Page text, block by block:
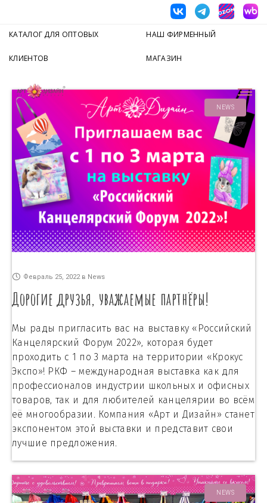
КАТАЛОГ ДЛЯ ОПТОВЫХ
КЛИЕНТОВ
НАШ ФИРМЕННЫЙ
МАГАЗИН
NEWS
Февраль 25, 2022 в News
Дорогие друзья, уважаемые партнёры!
Мы рады пригласить вас на выставку «Российский
Канцелярский Форум 2022», которая будет
проходить с 1 по 3 марта на территории «Крокус
Экспо»! РКФ – международная выставка как для
профессионалов индустрии школьных и офисных
товаров, так и для любителей канцелярии во всём
её многообразии. Компания «Арт и Дизайн» станет
экспонентом этой выставки и представит свои
лучшие предложения.
NEWS